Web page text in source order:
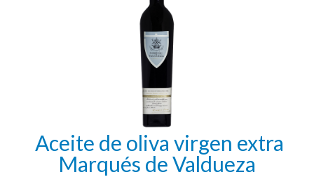
Aceite de oliva virgen extra
Marqués de Valdueza